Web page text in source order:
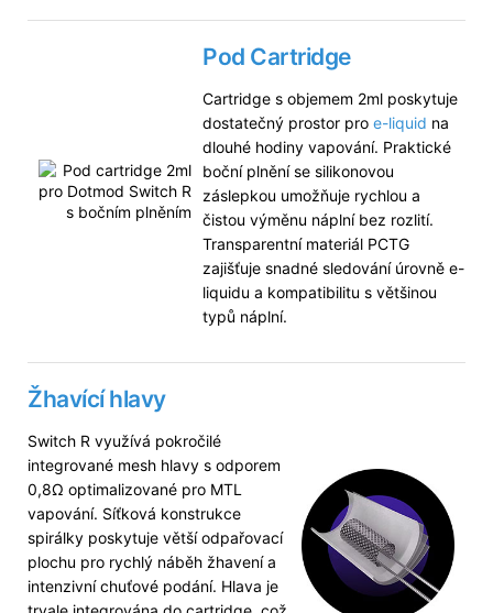
Pod Cartridge
Cartridge s objemem 2ml poskytuje
dostatečný prostor pro e-liquid na
dlouhé hodiny vapování. Praktické
boční plnění se silikonovou
záslepkou umožňuje rychlou a
čistou výměnu náplní bez rozlití.
Transparentní materiál PCTG
zajišťuje snadné sledování úrovně e-
liquidu a kompatibilitu s většinou
typů náplní.
Žhavící hlavy
Switch R využívá pokročilé
integrované mesh hlavy s odporem
0,8Ω optimalizované pro MTL
vapování. Síťková konstrukce
spirálky poskytuje větší odpařovací
plochu pro rychlý náběh žhavení a
intenzivní chuťové podání. Hlava je